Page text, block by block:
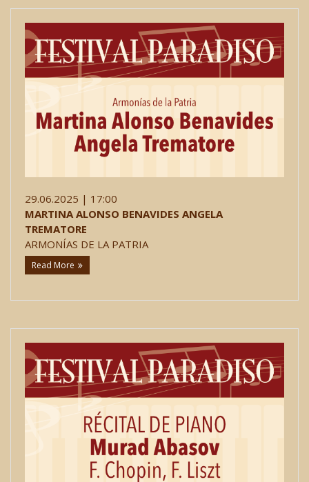
29.06.2025 | 17:00
MARTINA ALONSO BENAVIDES ANGELA
TREMATORE
ARMONÍAS DE LA PATRIA
Read More